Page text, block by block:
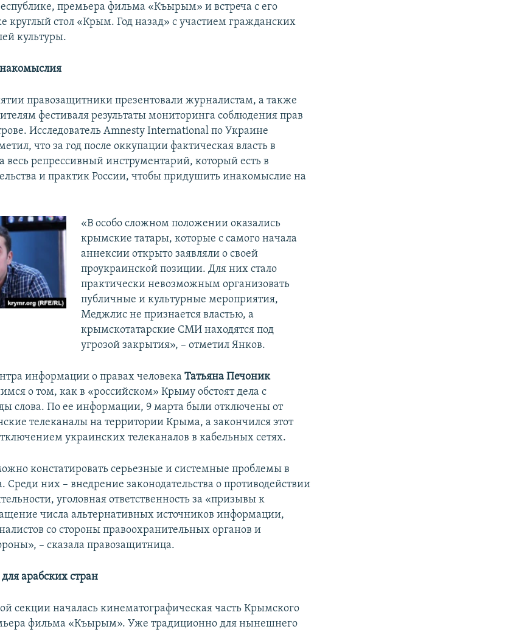
премьера фильма «Къырым» и встреча с его
круглый стол «Крым. Год назад» с участием гражданских
культуры.
правозащитники презентовали журналистам, а также
фестиваля результаты мониторинга соблюдения прав
Исследователь Amnesty International по Украине
что за год после оккупации фактическая власть в
весь репрессивный инструментарий, который есть в
и практик России, чтобы придушить инакомыслие на
«В особо сложном положении оказались
крымские татары, которые с самого начала
аннексии открыто заявляли о своей
проукраинской позиции. Для них стало
практически невозможным организовать
публичные и культурные мероприятия,
Меджлис не признается властью, а
крымскотатарские СМИ находятся под
угрозой закрытия», – отметил Янков.
информации о правах человекаТатьяна Печоник
о том, как в «российском» Крыму обстоят дела с
слова. По ее информации, 9 марта были отключены от
телеканалы на территории Крыма, а закончился этот
украинских телеканалов в кабельных сетях.
констатировать серьезные и системные проблемы в
Среди них – внедрение законодательства о противодействии
уголовная ответственность за «призывы к
числа альтернативных источников информации,
со стороны правоохранительных органов и
– сказала правозащитница.
арабских стран
секции началась кинематографическая часть Крымского
фильма «Къырым». Уже традиционно для нынешнего